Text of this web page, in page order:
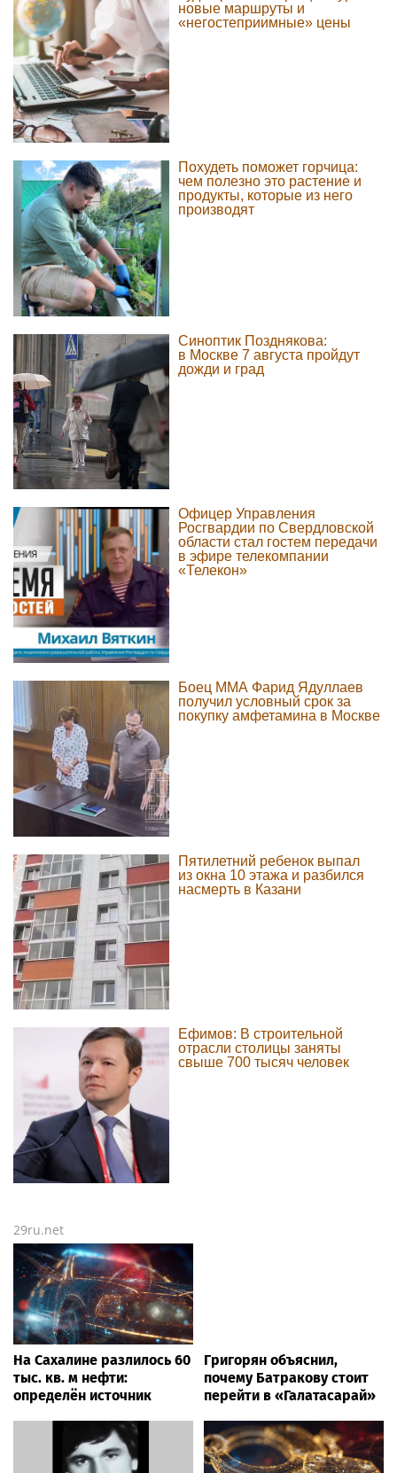
новые маршруты и
«негостеприимные» цены
Похудеть поможет горчица:
чем полезно это растение и
продукты, которые из него
производят
Синоптик Позднякова:
в Москве 7 августа пройдут
дожди и град
Офицер Управления
Росгвардии по Свердловской
области стал гостем передачи
в эфире телекомпании
«Телекон»
Боец ММА Фарид Ядуллаев
получил условный срок за
покупку амфетамина в Москве
Пятилетний ребенок выпал
из окна 10 этажа и разбился
насмерть в Казани
Ефимов: В строительной
отрасли столицы заняты
свыше 700 тысяч человек
29ru.net
На Сахалине разлилось 60
тыс. кв. м нефти:
определён источник
Григорян объяснил,
почему Батракову стоит
перейти в «Галатасарай»